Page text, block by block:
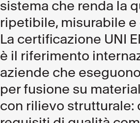
sistema che renda la
ripetibile, misurabile
La certificazione UNI
è il riferimento
aziende che
per fusione su
con rilievo strutturale: